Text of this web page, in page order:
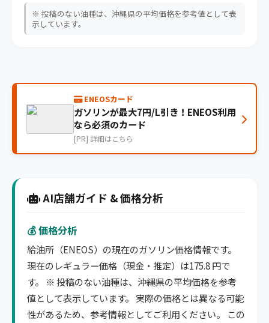
※ 投稿のない油種は、沖縄県の平均価格を参考値として表
示しています。
ENEOSカード
ガソリンが最大7円/L引き！ENEOS利用
なら必須のカード
[PR] 詳細はこちら
AI店舗ガイド & 価格分析
💰 価格分析
給油所（ENEOS）の現在のガソリン価格情報です。
現在のレギュラー価格（現金・推定）は175.8 円で
す。 ※ 投稿のない油種は、沖縄県の平均価格を参考
値として表示しています。 実際の価格とは異なる可能
性があるため、参考情報としてご利用ください。 この